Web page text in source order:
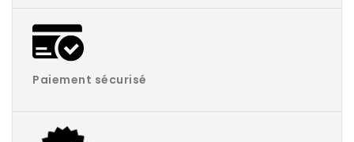
Paiement sécurisé